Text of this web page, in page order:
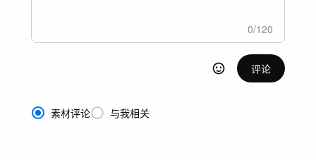
0/120
评论
素材评论 与我相关